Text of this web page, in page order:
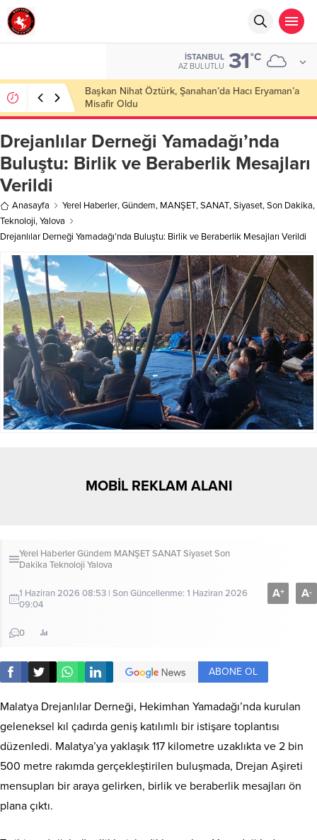
İSTANBUL
AZ BULUTLU 31°C
Başkan Nihat Öztürk, Şanahan’da Hacı Eryaman’a
Misafir Oldu
Drejanlılar Derneği Yamadağı’nda
Buluştu: Birlik ve Beraberlik Mesajları
Verildi
Anasayfa Yerel Haberler,Gündem, MANŞET,SANAT,Siyaset,Son Dakika,
Teknoloji,Yalova
Drejanlılar Derneği Yamadağı’nda Buluştu: Birlik ve Beraberlik Mesajları Verildi
MOBİL REKLAM ALANI
Yerel HaberlerGündem MANŞETSANATSiyasetSon
Dakika Teknoloji Yalova
1 Haziran 2026 08:53 | Son Güncellenme: 1 Haziran 2026
09:04
0
A+ A-
ABONE OL
Malatya Drejanlılar Derneği, Hekimhan Yamadağı’nda kurulan
geleneksel kıl çadırda geniş katılımlı bir istişare toplantısı
düzenledi. Malatya’ya yaklaşık 117 kilometre uzaklıkta ve 2 bin
500 metre rakımda gerçekleştirilen buluşmada, Drejan Aşireti
mensupları bir araya gelirken, birlik ve beraberlik mesajları ön
plana çıktı.